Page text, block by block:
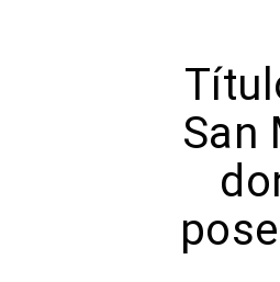
San